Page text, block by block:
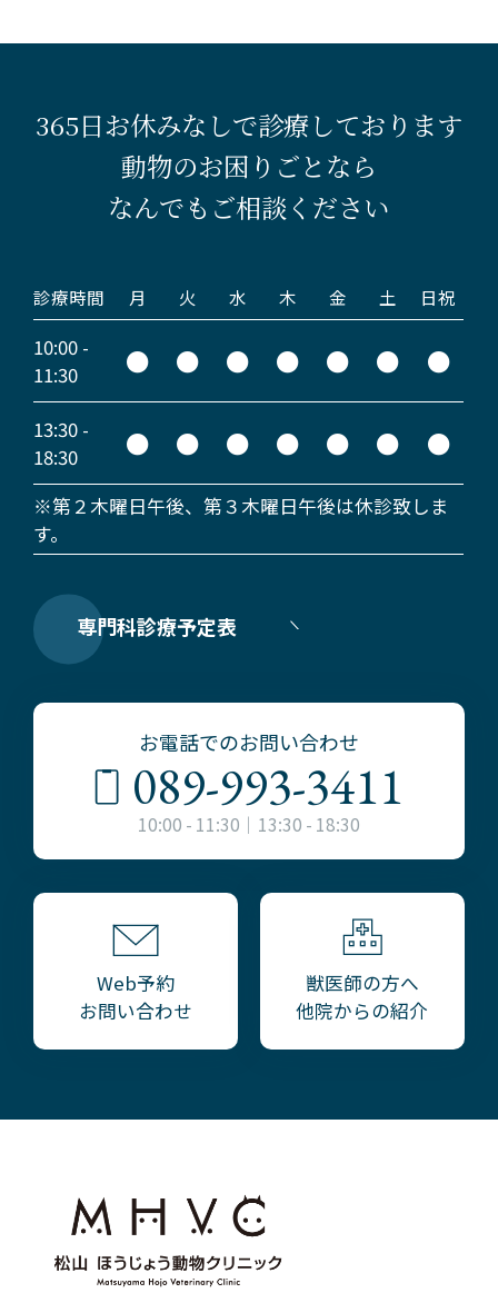
365日お休みなしで診療しております
動物のお困りごとなら
なんでもご相談ください
診療時間 月 火 水 木 金 土 日祝
10:00 -
11:30
● ● ● ● ● ● ●
13:30 -
18:30
● ● ● ● ● ● ●
※第２木曜日午後、第３木曜日午後は休診致しま
す。
専門科診療予定表
お電話でのお問い合わせ
089-993-3411
10:00 - 11:30｜13:30 - 18:30
Web予約
お問い合わせ
獣医師の方へ
他院からの紹介